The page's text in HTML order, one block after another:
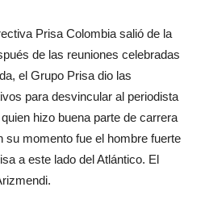
Prisa Colombia salió de la
de las reuniones celebradas
el Grupo Prisa dio las
para desvincular al periodista
hizo buena parte de carrera
su momento fue el hombre fuerte
a este lado del Atlántico. El